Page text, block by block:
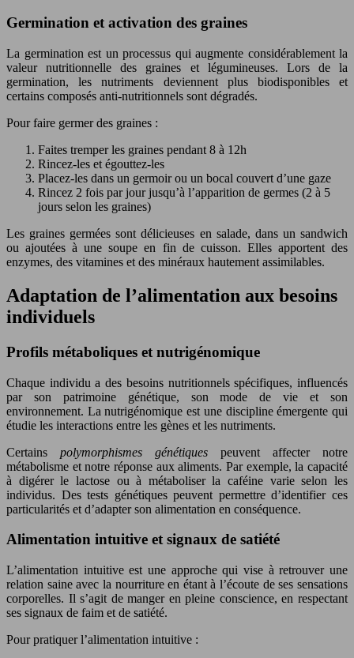
Germination et activation des graines
La germination est un processus qui augmente considérablement la
valeur nutritionnelle des graines et légumineuses. Lors de la
germination, les nutriments deviennent plus biodisponibles et
certains composés anti-nutritionnels sont dégradés.
Pour faire germer des graines :
Faites tremper les graines pendant 8 à 12h
Rincez-les et égouttez-les
Placez-les dans un germoir ou un bocal couvert d’une gaze
Rincez 2 fois par jour jusqu’à l’apparition de germes (2 à 5
jours selon les graines)
Les graines germées sont délicieuses en salade, dans un sandwich
ou ajoutées à une soupe en fin de cuisson. Elles apportent des
enzymes, des vitamines et des minéraux hautement assimilables.
Adaptation de l’alimentation aux besoins
individuels
Profils métaboliques et nutrigénomique
Chaque individu a des besoins nutritionnels spécifiques, influencés
par son patrimoine génétique, son mode de vie et son
environnement. La nutrigénomique est une discipline émergente qui
étudie les interactions entre les gènes et les nutriments.
Certains polymorphismes génétiques peuvent affecter notre
métabolisme et notre réponse aux aliments. Par exemple, la capacité
à digérer le lactose ou à métaboliser la caféine varie selon les
individus. Des tests génétiques peuvent permettre d’identifier ces
particularités et d’adapter son alimentation en conséquence.
Alimentation intuitive et signaux de satiété
L’alimentation intuitive est une approche qui vise à retrouver une
relation saine avec la nourriture en étant à l’écoute de ses sensations
corporelles. Il s’agit de manger en pleine conscience, en respectant
ses signaux de faim et de satiété.
Pour pratiquer l’alimentation intuitive :